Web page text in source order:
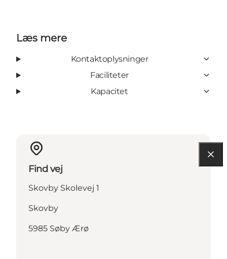
Læs mere
Kontaktoplysninger
Faciliteter
Kapacitet
Find vej
Skovby Skolevej 1
Skovby
5985 Søby Ærø